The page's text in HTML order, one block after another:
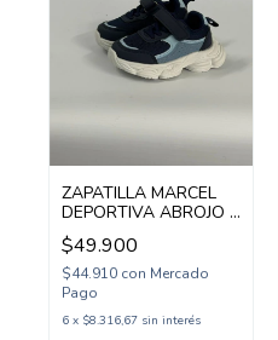
ZAPATILLA MARCEL
DEPORTIVA ABROJO Y
ELASTICO 22-27
(MSUNNY)
$49.900
$44.910 con Mercado
Pago
6 x $8.316,67 sin interés